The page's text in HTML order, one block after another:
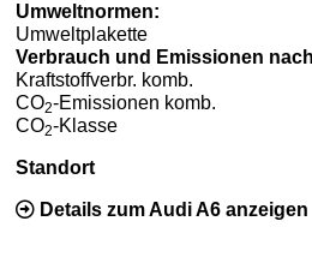
Umweltnormen:
Umweltplakette
Verbrauch und Emissionen
Kraftstoffverbr. komb.
CO2-Emissionen komb.
CO2-Klasse
Standort
Details zum Audi A6 anzeigen